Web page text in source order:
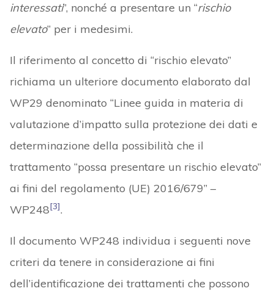
interessati”, nonché a presentare un “rischio
elevato” per i medesimi.
Il riferimento al concetto di “rischio elevato”
richiama un ulteriore documento elaborato dal
WP29 denominato “Linee guida in materia di
valutazione d’impatto sulla protezione dei dati e
determinazione della possibilità che il
trattamento “possa presentare un rischio elevato”
ai fini del regolamento (UE) 2016/679” –
WP248[3].
Il documento WP248 individua i seguenti nove
criteri da tenere in considerazione ai fini
dell’identificazione dei trattamenti che possono